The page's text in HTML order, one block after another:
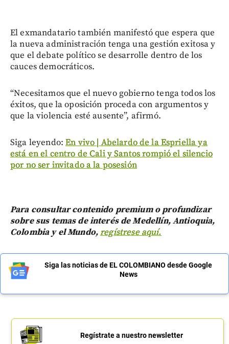
El exmandatario también manifestó que espera que
la nueva administración tenga una gestión exitosa y
que el debate político se desarrolle dentro de los
cauces democráticos.
“Necesitamos que el nuevo gobierno tenga todos los
éxitos, que la oposición proceda con argumentos y
que la violencia esté ausente”, afirmó.
Siga leyendo:En vivo | Abelardo de la Espriella ya
está en el centro de Cali y Santos rompió el silencio
por no ser invitado a la posesión
Para consultar contenido premium o profundizar
sobre sus temas de interés de Medellín, Antioquia,
Colombia y el Mundo,regístrese aquí.
Siga las noticias de EL COLOMBIANO desde Google
News
Regístrate a nuestro newsletter